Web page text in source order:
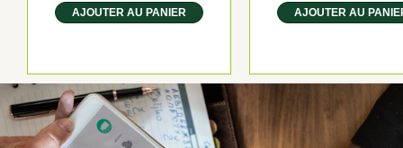
AJOUTER AU PANIER AJOUTER AU